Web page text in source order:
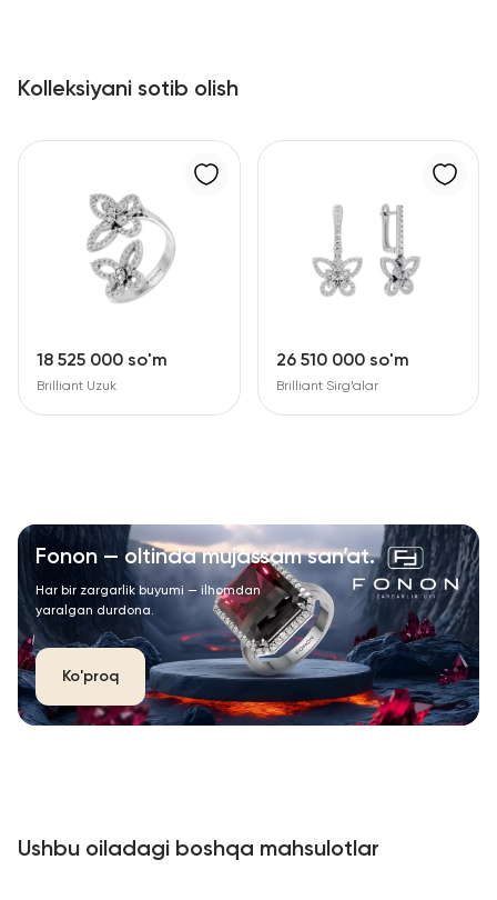
Kolleksiyani sotib olish
18 525 000 so'm
Brilliant Uzuk
26 510 000 so'm
Brilliant Sirg‘alar
Fonon — oltinda mujassam san’at.
Har bir zargarlik buyumi — ilhomdan
yaralgan durdona.
Ko'proq
Ushbu oiladagi boshqa mahsulotlar